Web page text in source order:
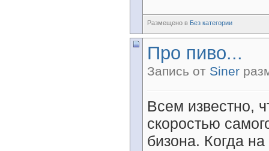
Размещено в Без категории
Про пиво...
Запись от Siner
Всем известно,
скоростью
бизона. Когда